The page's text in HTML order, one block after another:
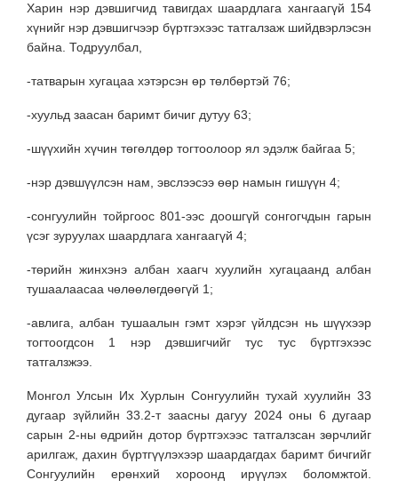
Харин нэр дэвшигчид тавигдах шаардлага хангаагүй 154
хүнийг нэр дэвшигчээр бүртгэхээс татгалзаж шийдвэрлэсэн
байна. Тодруулбал,
-татварын хугацаа хэтэрсэн өр төлбөртэй 76;
-хуульд заасан баримт бичиг дутуу 63;
-шүүхийн хүчин төгөлдөр тогтоолоор ял эдэлж байгаа 5;
-нэр дэвшүүлсэн нам, эвслээсээ өөр намын гишүүн 4;
-сонгуулийн тойргоос 801-ээс доошгүй сонгогчдын гарын
үсэг зуруулах шаардлага хангаагүй 4;
-төрийн жинхэнэ албан хаагч хуулийн хугацаанд албан
тушаалаасаа чөлөөлөгдөөгүй 1;
-авлига, албан тушаалын гэмт хэрэг үйлдсэн нь шүүхээр
тогтоогдсон 1 нэр дэвшигчийг тус тус бүртгэхээс
татгалзжээ.
Монгол Улсын Их Хурлын Сонгуулийн тухай хуулийн 33
дугаар зүйлийн 33.2-т заасны дагуу 2024 оны 6 дугаар
сарын 2-ны өдрийн дотор бүртгэхээс татгалзсан зөрчлийг
арилгаж, дахин бүртгүүлэхээр шаардагдах баримт бичгийг
Сонгуулийн ерөнхий хороонд ирүүлэх боломжтой.